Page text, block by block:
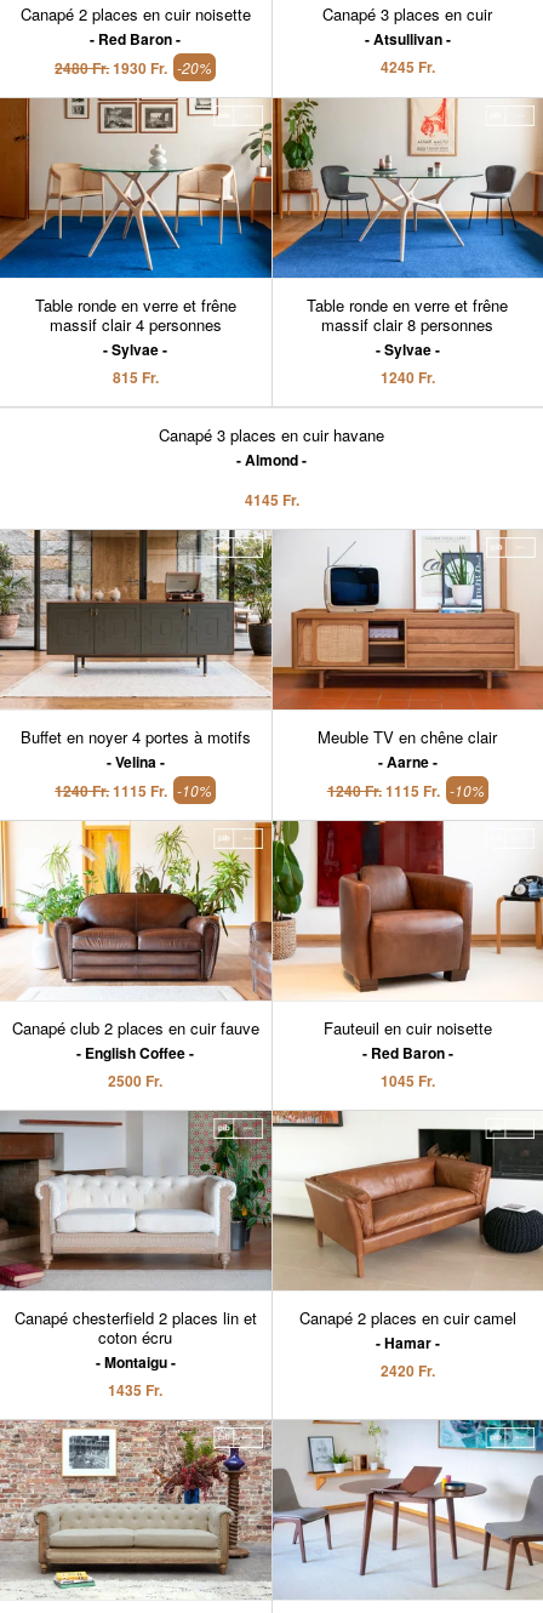
Canapé 2 places en cuir noisette
Red Baron
2480 Fr.1930 Fr. -20%
Canapé 3 places en cuir
Atsullivan
4245 Fr.
Table ronde en verre et frêne
massif clair 4 personnes
Sylvae
815 Fr.
Canapé 3 places en cuir havane
Almond
4145 Fr.
Table ronde en verre et frêne
massif clair 8 personnes
Sylvae
1240 Fr.
Buffet en noyer 4 portes à motifs
Velina
1240 Fr.1115 Fr. -10%
Meuble TV en chêne clair
Aarne
1240 Fr.1115 Fr. -10%
Canapé club 2 places en cuir fauve
English Coffee
2500 Fr.
Fauteuil en cuir noisette
Red Baron
1045 Fr.
Canapé chesterfield 2 places lin et
coton écru
Montaigu
1435 Fr.
Canapé 2 places en cuir camel
Hamar
2420 Fr.